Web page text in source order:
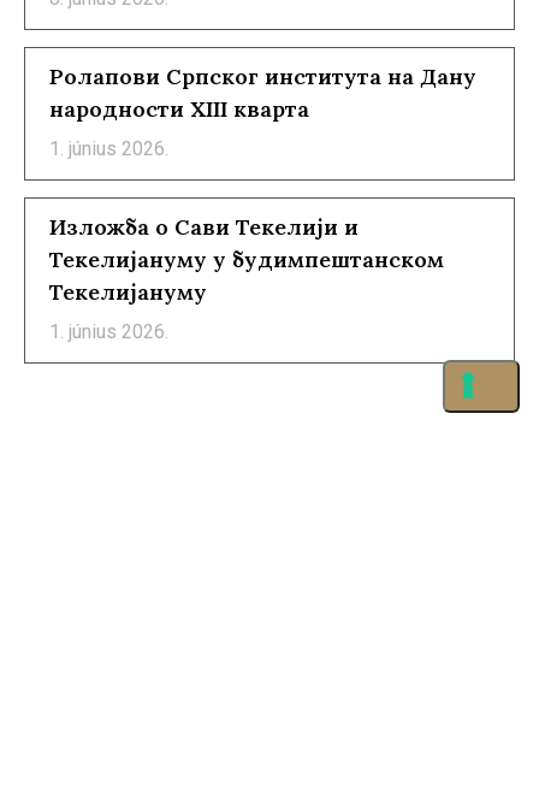
Ролапови Српског института на Дану
народности XIII кварта
1. június 2026.
Изложба о Сави Текелији и
Текелијануму у будимпештанском
Текелијануму
1. június 2026.